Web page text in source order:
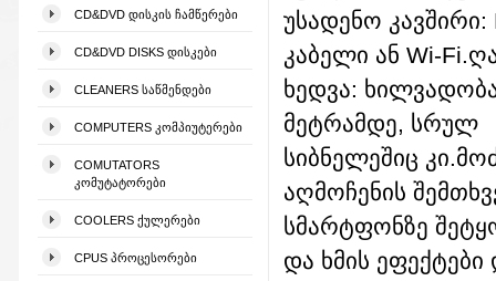
CD&DVD ᲓᲘᲡᲙᲘᲡ ᲩᲐᲛᲬᲔᲠᲔᲑᲘ
CD&DVD DISKS ᲓᲘᲡᲙᲔᲑᲘ
CLEANERS ᲡᲐᲬᲛᲔᲜᲓᲔᲑᲘ
COMPUTERS ᲙᲝᲛᲞᲘᲣᲢᲔᲠᲔᲑᲘ
COMUTATORS
ᲙᲝᲛᲣᲢᲐᲢᲝᲠᲔᲑᲘ
COOLERS ᲥᲣᲚᲔᲠᲔᲑᲘ
CPUS ᲞᲠᲝᲪᲔᲡᲝᲠᲔᲑᲘ
უსადენო კავშირი:
კაბელი ან
ხედვა:
მეტრამდე, სრულ
სიბნელეშიც
აღმოჩენის
სმარტფონზე
და ხმის ეფექტები